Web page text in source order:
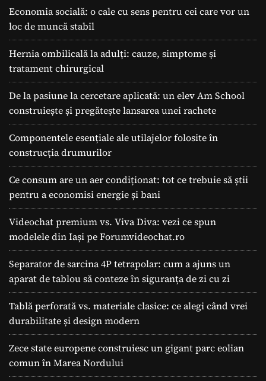
Economia socială: o cale cu sens pentru cei care vor un
loc de muncă stabil
Hernia ombilicală la adulți: cauze, simptome și
tratament chirurgical
De la pasiune la cercetare aplicată: un elev Am School
construiește și pregătește lansarea unei rachete
Componentele esențiale ale utilajelor folosite în
construcția drumurilor
Ce consum are un aer condiționat: tot ce trebuie să știi
pentru a economisi energie și bani
Videochat premium vs. Viva Diva: vezi ce spun
modelele din Iași pe Forumvideochat.ro
Separator de sarcina 4P tetrapolar: cum a ajuns un
aparat de tablou să conteze în siguranța de zi cu zi
Tablă perforată vs. materiale clasice: ce alegi când vrei
durabilitate și design modern
Zece state europene construiesc un gigant parc eolian
comun în Marea Nordului